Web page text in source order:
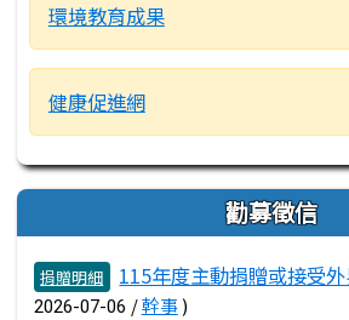
環境教育成果
健康促進網
勸募徵信
文章列表
捐贈明細 115年度主動捐贈或接受
2026-07-06 /幹事)